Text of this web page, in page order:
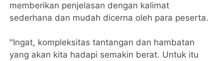
memberikan penjelasan dengan kalimat
sederhana dan mudah dicerna oleh para peserta.
"Ingat, kompleksitas tantangan dan hambatan
yang akan kita hadapi semakin berat. Untuk itu